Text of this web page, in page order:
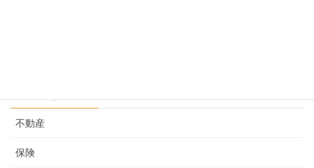
不動産
保険